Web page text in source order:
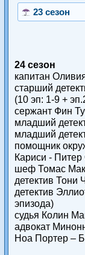
23 сезон
24 сезон
капитан
старший
(10 эп: 1-9 +
сержант Фин
младший
младший
помощник
Кариси -
шеф Томас
детектив
детектив
эпизода)
судья Колин
адвокат
Ноа Портер –